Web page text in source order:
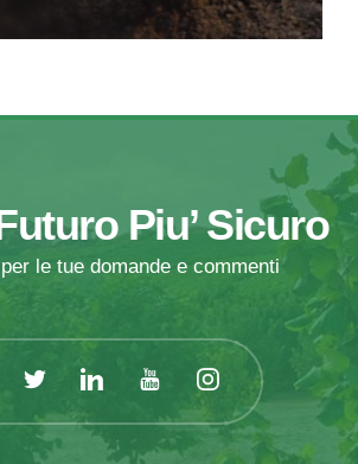
Piu’ Sicuro
le tue domande e commenti